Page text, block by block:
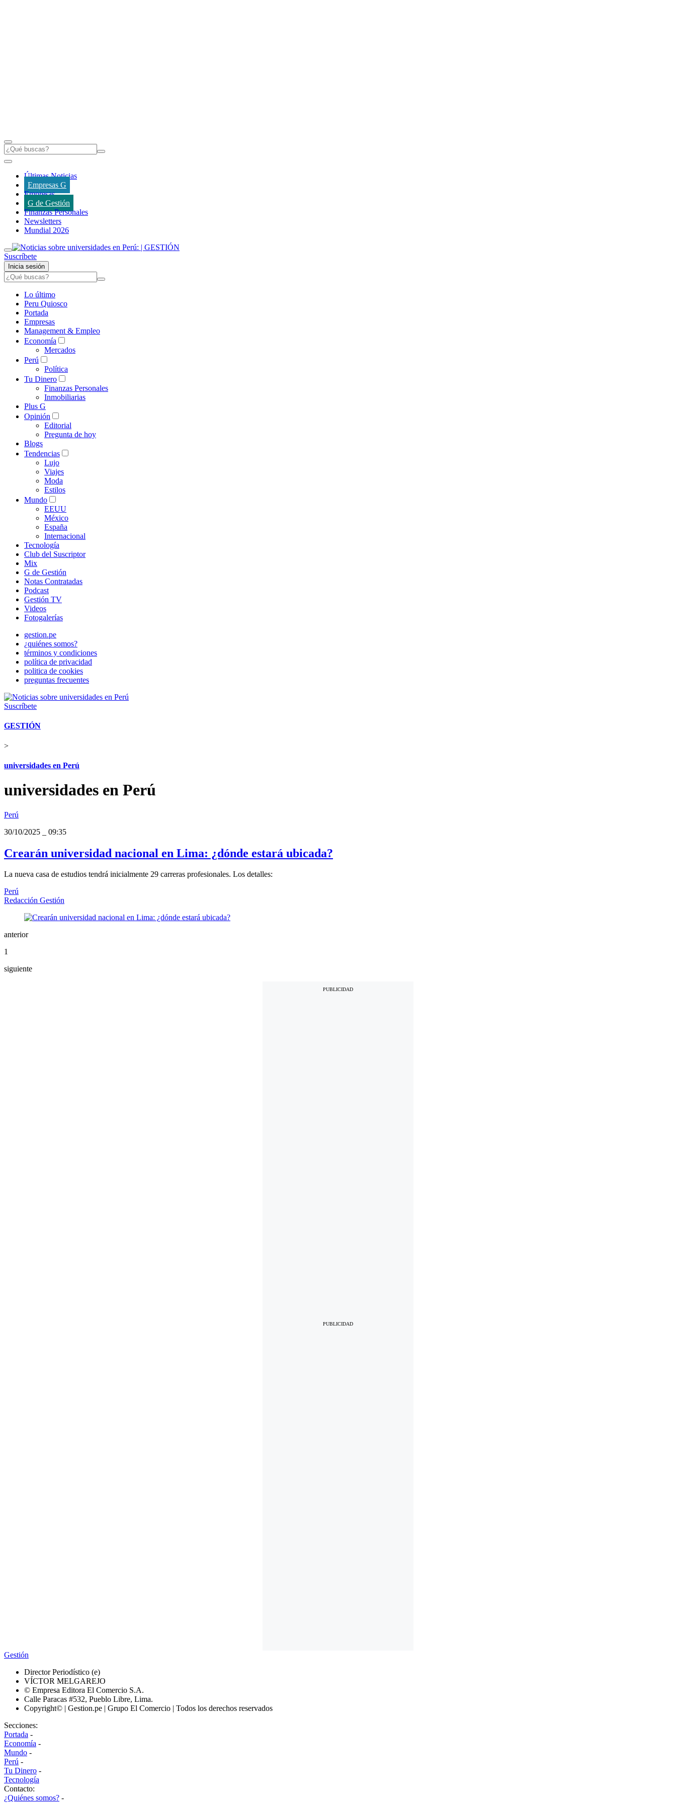
Últimas Noticias
Empresas G
Empresas
G de Gestión
Finanzas Personales
Newsletters
Mundial 2026
Suscríbete
Inicia sesión
Lo último
Peru Quiosco
Portada
Empresas
Management & Empleo
Economía
Mercados
Perú
Política
Tu Dinero
Finanzas Personales
Inmobiliarias
Plus G
Opinión
Editorial
Pregunta de hoy
Blogs
Tendencias
Lujo
Viajes
Moda
Estilos
Mundo
EEUU
México
España
Internacional
Tecnología
Club del Suscriptor
Mix
G de Gestión
Notas Contratadas
Podcast
Gestión TV
Videos
Fotogalerías
gestion.pe
¿quiénes somos?
términos y condiciones
política de privacidad
politica de cookies
preguntas frecuentes
Suscríbete
GESTIÓN
>
universidades en Perú
universidades en Perú
Perú
30/10/2025
09:35
Crearán universidad nacional en Lima: ¿dónde estará ubicada?
La nueva casa de estudios tendrá inicialmente 29 carreras profesionales. Los detalles:
Perú
Redacción Gestión
anterior
1
siguiente
Gestión
Director Periodístico (e)
VÍCTOR MELGAREJO
© Empresa Editora El Comercio S.A.
Calle Paracas #532, Pueblo Libre, Lima.
Copyright© | Gestion.pe | Grupo El Comercio | Todos los derechos reservados
Secciones:
Portada -
Economía -
Mundo -
Perú -
Tu Dinero -
Tecnología
Contacto:
¿Quiénes somos? -